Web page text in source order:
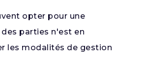
opter pour une
parties n'est en
les modalités de gestion